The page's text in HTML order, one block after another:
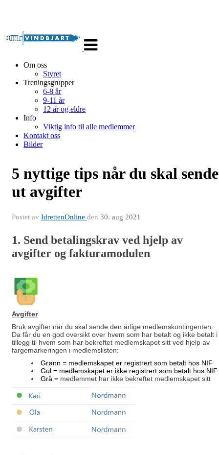
navigasjon
Om oss
Styret
Treningsgrupper
6-8 år
9-11 år
12 år og eldre
Info
Viktig info til alle medlemmer
Kontakt oss
Bilder
5 nyttige tips når du skal sende
ut avgifter
Postet av IdrettenOnline den 30. aug 2021
1. Send betalingskrav ved hjelp av
avgifter og fakturamodulen
Avgifter
Bruk avgifter når du skal sende den årlige medlemskontingenten.
Da får du en god oversikt over hvem som har betalt og ikke betalt i
tillegg til hvem som har bekreftet medlemskapet sitt ved hjelp av
fargemarkeringen i medlemslisten:
Grønn = medlemskapet er registrert som betalt hos NIF
Gul = medlemskapet er ikke registrert som betalt hos NIF
Grå = medlemmet har ikke bekreftet medlemskapet sitt